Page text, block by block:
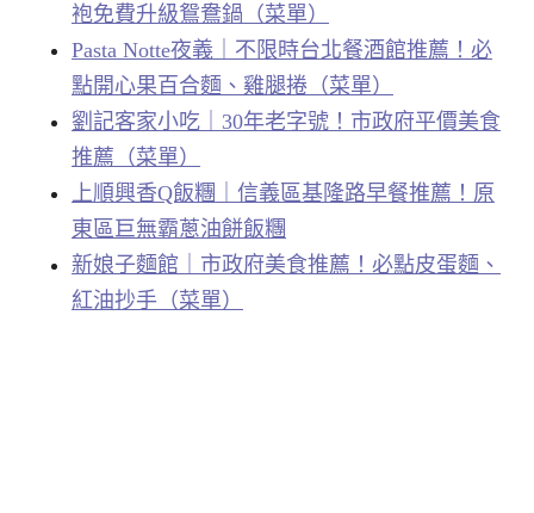
袍免費升級鴛鴦鍋（菜單）
Pasta Notte夜義｜不限時台北餐酒館推薦！必
點開心果百合麵、雞腿捲（菜單）
劉記客家小吃｜30年老字號！市政府平價美食
推薦（菜單）
上順興香Q飯糰｜信義區基隆路早餐推薦！原
東區巨無霸蔥油餅飯糰
新娘子麵館｜市政府美食推薦！必點皮蛋麵、
紅油抄手（菜單）